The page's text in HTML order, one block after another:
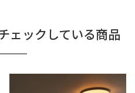
ェックしている商品